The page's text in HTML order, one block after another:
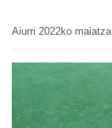
Aiurri 2022ko